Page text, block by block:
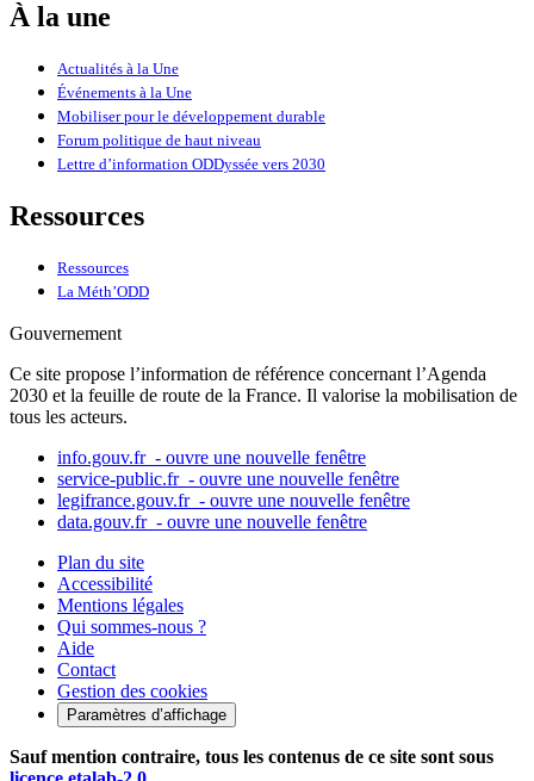
À la une
Actualités à la Une
Événements à la Une
Mobiliser pour le développement durable
Forum politique de haut niveau
Lettre d’information ODDyssée vers 2030
Ressources
Ressources
La Méth’ODD
Gouvernement
Ce site propose l’information de référence concernant l’Agenda
2030 et la feuille de route de la France. Il valorise la mobilisation de
tous les acteurs.
info.gouv.fr - ouvre une nouvelle fenêtre
service-public.fr - ouvre une nouvelle fenêtre
legifrance.gouv.fr - ouvre une nouvelle fenêtre
data.gouv.fr - ouvre une nouvelle fenêtre
Plan du site
Accessibilité
Mentions légales
Qui sommes-nous ?
Aide
Contact
Gestion des cookies
Paramètres d’affichage
Sauf mention contraire, tous les contenus de ce site sont sous